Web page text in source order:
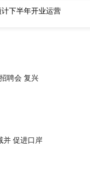
下半年开业运营
复兴
并 促进口岸